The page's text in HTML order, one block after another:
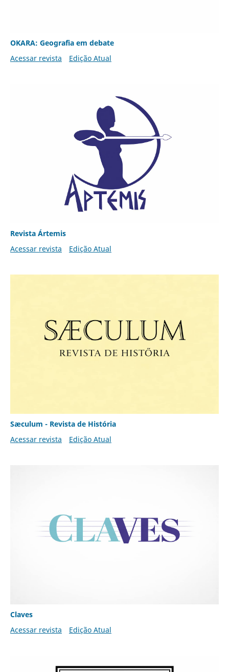
OKARA: Geografia em debate
Acessar revista
Edição Atual
Revista Ártemis
Acessar revista
Edição Atual
Sæculum - Revista de História
Acessar revista
Edição Atual
Claves
Acessar revista
Edição Atual